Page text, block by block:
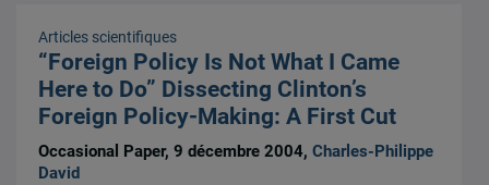
Articles scientifiques
“Foreign Policy Is Not What I Came
Here to Do” Dissecting Clinton’s
Foreign Policy-Making: A First Cut
Occasional Paper, 9 décembre 2004,Charles-Philippe
David